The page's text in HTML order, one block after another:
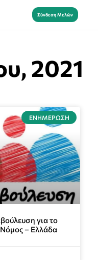
Σύνδεση Μελών
2021
ΕΝΗΜΈΡΩΣΗ
για το
– Ελλάδα